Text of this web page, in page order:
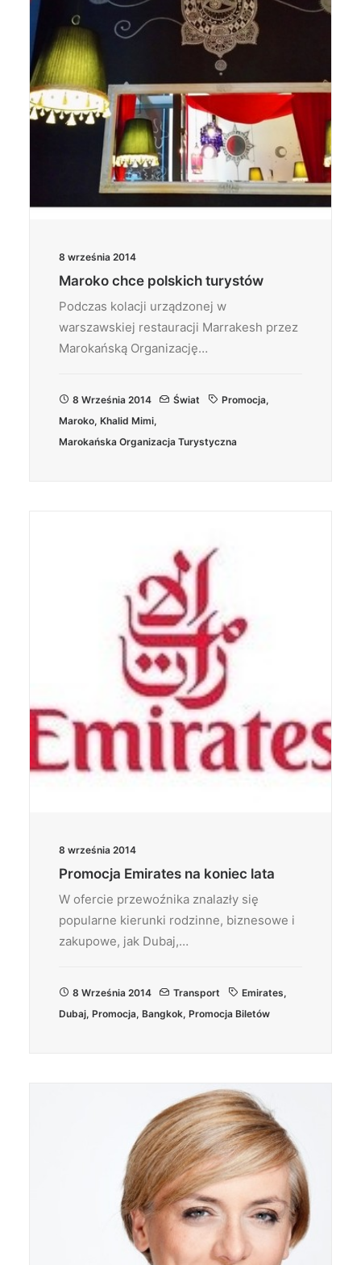
8 września 2014
Maroko chce polskich turystów
Podczas kolacji urządzonej w
warszawskiej restauracji Marrakesh przez
Marokańską Organizację…
8 Września 2014 Świat Promocja,
Maroko, Khalid Mimi,
Marokańska Organizacja Turystyczna
8 września 2014
Promocja Emirates na koniec lata
W ofercie przewoźnika znalazły się
popularne kierunki rodzinne, biznesowe i
zakupowe, jak Dubaj,…
8 Września 2014 Transport Emirates,
Dubaj, Promocja, Bangkok, Promocja Biletów